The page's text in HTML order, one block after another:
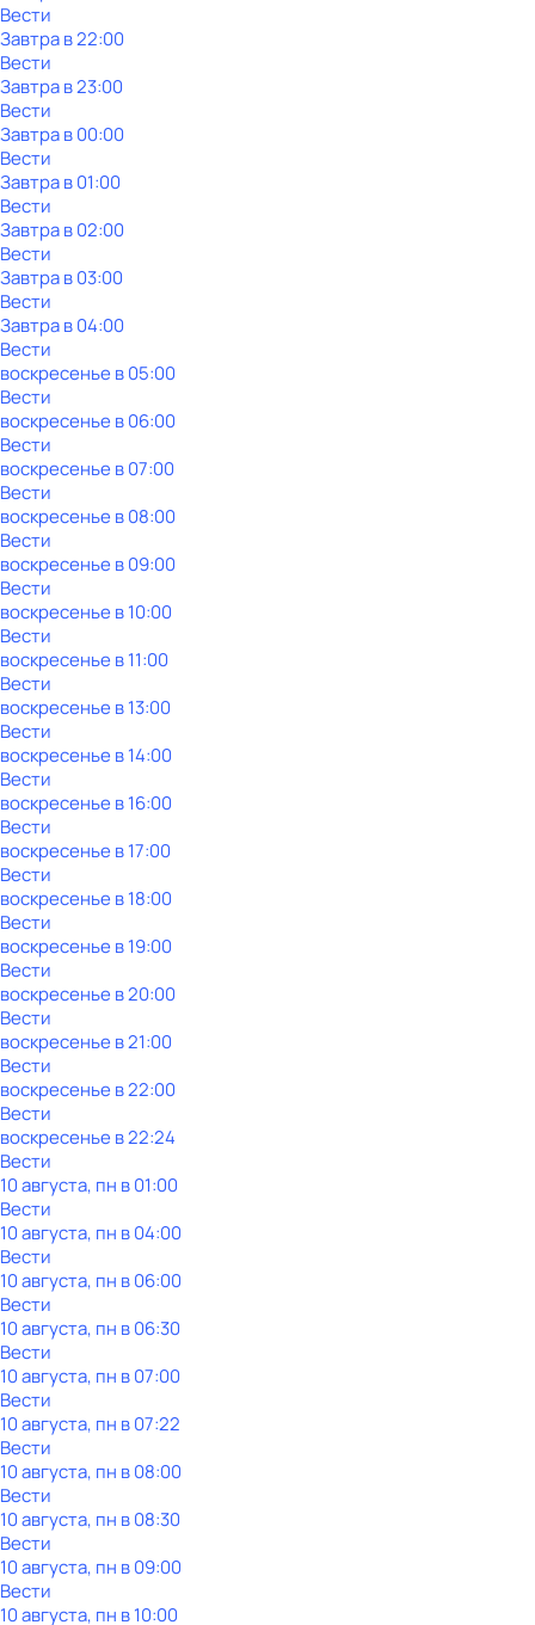
Вести
Завтра в 22:00
Вести
Завтра в 23:00
Вести
Завтра в 00:00
Вести
Завтра в 01:00
Вести
Завтра в 02:00
Вести
Завтра в 03:00
Вести
Завтра в 04:00
Вести
воскресенье в05:00
Вести
воскресенье в06:00
Вести
воскресенье в07:00
Вести
воскресенье в08:00
Вести
воскресенье в09:00
Вести
воскресенье в10:00
Вести
воскресенье в11:00
Вести
воскресенье в13:00
Вести
воскресенье в14:00
Вести
воскресенье в16:00
Вести
воскресенье в17:00
Вести
воскресенье в18:00
Вести
воскресенье в19:00
Вести
воскресенье в20:00
Вести
воскресенье в21:00
Вести
воскресенье в22:00
Вести
воскресенье в22:24
Вести
10 августа, пн в 01:00
Вести
10 августа, пн в 04:00
Вести
10 августа, пн в 06:00
Вести
10 августа, пн в 06:30
Вести
10 августа, пн в 07:00
Вести
10 августа, пн в 07:22
Вести
10 августа, пн в 08:00
Вести
10 августа, пн в 08:30
Вести
10 августа, пн в 09:00
Вести
10 августа, пн в 10:00